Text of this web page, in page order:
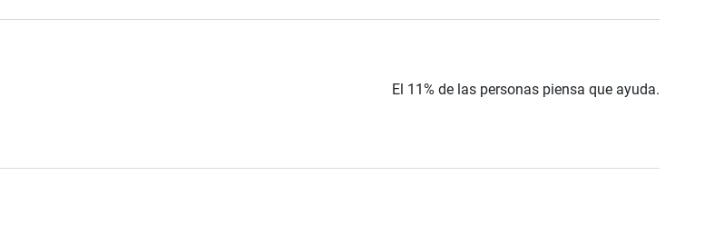
El 11% de las personas piensa que ayuda.